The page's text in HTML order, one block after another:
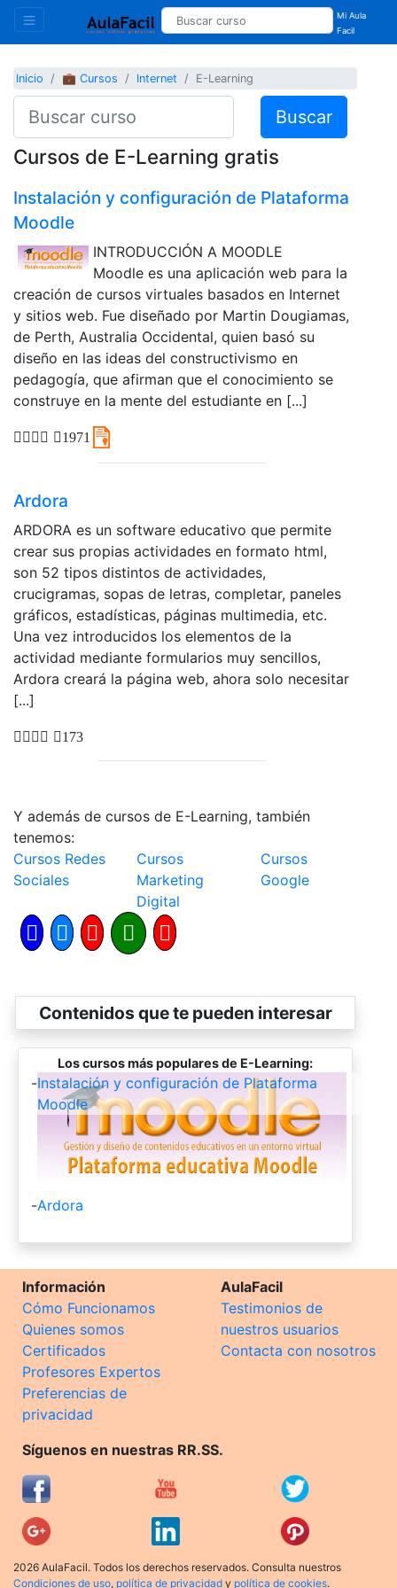
Mi Aula
Facil
Inicio 💼 Cursos Internet E-Learning
Buscar
Cursos de E-Learning gratis
Instalación y configuración de Plataforma
Moodle
INTRODUCCIÓN A MOODLE
Moodle es una aplicación web para la
creación de cursos virtuales basados en Internet
y sitios web. Fue diseñado por Martin Dougiamas,
de Perth, Australia Occidental, quien basó su
diseño en las ideas del constructivismo en
pedagogía, que afirman que el conocimiento se
construye en la mente del estudiante en [...]
1971
Ardora
ARDORA es un software educativo que permite
crear sus propias actividades en formato html,
son 52 tipos distintos de actividades,
crucigramas, sopas de letras, completar, paneles
gráficos, estadísticas, páginas multimedia, etc.
Una vez introducidos los elementos de la
actividad mediante formularios muy sencillos,
Ardora creará la página web, ahora solo necesitar
[...]
173
Y además de cursos de E-Learning, también
tenemos:
Cursos Redes
Sociales
Cursos
Marketing
Digital
Cursos
Google
Contenidos que te pueden interesar
Los cursos más populares de E-Learning:
-Instalación y configuración de Plataforma
Moodle
-Ardora
Información
Cómo Funcionamos
Quienes somos
Certificados
Profesores Expertos
Preferencias de
privacidad
AulaFacil
Testimonios de
nuestros usuarios
Contacta con nosotros
Síguenos en nuestras RR.SS.
2026 AulaFacil. Todos los derechos reservados. Consulta nuestros
Condiciones de uso, política de privacidad y política de cookies.